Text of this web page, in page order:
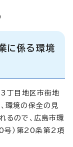
に係る環境
丁目地区市街地
環境の保全の見
るので、広島市環
号）第20条第2項